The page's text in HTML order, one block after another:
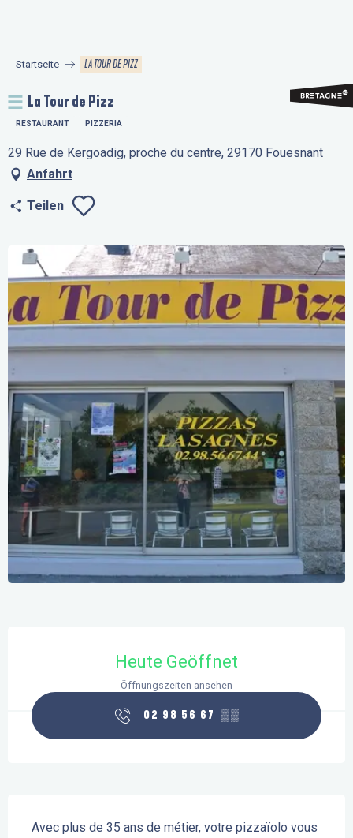
principal
Startseite LA TOUR DE PIZZ
La Tour de Pizz
RESTAURANT PIZZERIA
29 Rue de Kergoadig, proche du centre, 29170 Fouesnant
Anfahrt
Teilen
Heute Geöffnet
Öffnungszeiten ansehen
02 98 56 67 ▒▒
Avec plus de 35 ans de métier, votre pizzaïolo vous